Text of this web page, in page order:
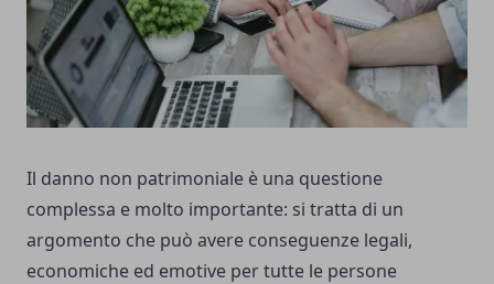
Il danno non patrimoniale è una questione
complessa e molto importante: si tratta di un
argomento che può avere conseguenze legali,
economiche ed emotive per tutte le persone